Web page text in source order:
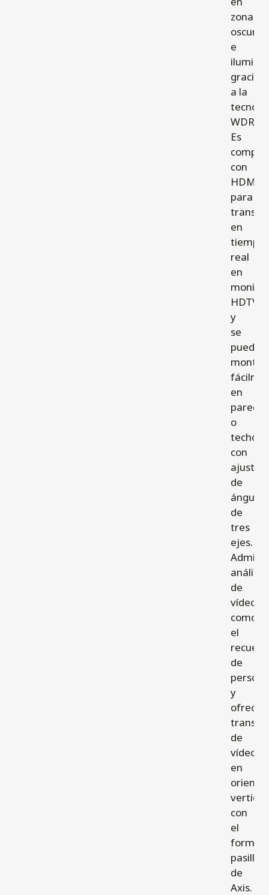
zonas
oscuras
e
gracias
a la
WDR.
Es
con
HDMI
para
en
tiempo
real
en
HDTV
y
se
puede
montar
en
o
techos
con
ajuste
de
ángulo
de
tres
ejes.
Admite
análisis
de
vídeo
como
el
de
y
ofrece
de
vídeo
en
vertical
con
el
pasillo
de
Axis.